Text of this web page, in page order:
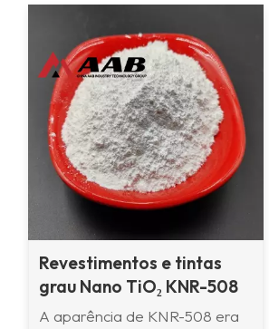
Revestimentos e tintas
grau Nano TiO₂ KNR-508
A aparência de KNR-508 era